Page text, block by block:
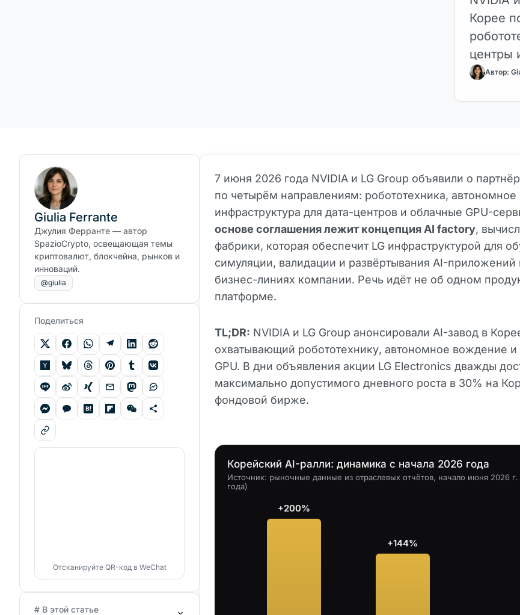
Корее
центры
ИИ…Автор:
7 июня 2026 года NVIDIA и LG Group объявили о
по четырём направлениям: робототехника,
инфраструктура для дата-центров и облачные GPU-
основе соглашения лежит концепция AI factory,
фабрики, которая обеспечит LG инфраструктурой для
симуляции, валидации и развёртывания AI-приложений
бизнес-линиях компании. Речь идёт не об одном
платформе.
TL;DR: NVIDIA и LG Group анонсировали AI-завод в
охватывающий робототехнику, автономное вождение и
GPU. В дни объявления акции LG Electronics дважды
максимально допустимого дневного роста в 30% на
фондовой бирже.
Корейский AI-ралли: динамика с начала 2026 года
Источник: рыночные данные из отраслевых отчётов, начало июня 2026 г.
года)
+200%
+144%
Giulia Ferrante
Джулия Ферранте — автор
SpazioCrypto, освещающая темы
криптовалют, блокчейна, рынков и
инноваций.
@giulia
Поделиться
Отсканируйте QR-код в WeChat
# В этой статье